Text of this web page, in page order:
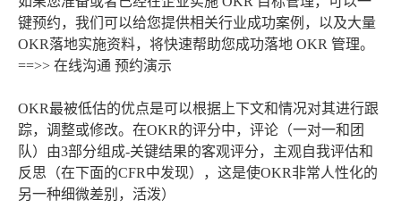
键预约，我们可以给您提供相关行业成功案例，以及大量
OKR落地实施资料，将快速帮助您成功落地 OKR 管理。
==>> 在线沟通 预约演示
OKR最被低估的优点是可以根据上下文和情况对其进行跟
踪，调整或修改。在OKR的评分中，评论（一对一和团
队）由3部分组成-关键结果的客观评分，主观自我评估和
反思（在下面的CFR中发现），这是使OKR非常人性化的
另一种细微差别，活泼）